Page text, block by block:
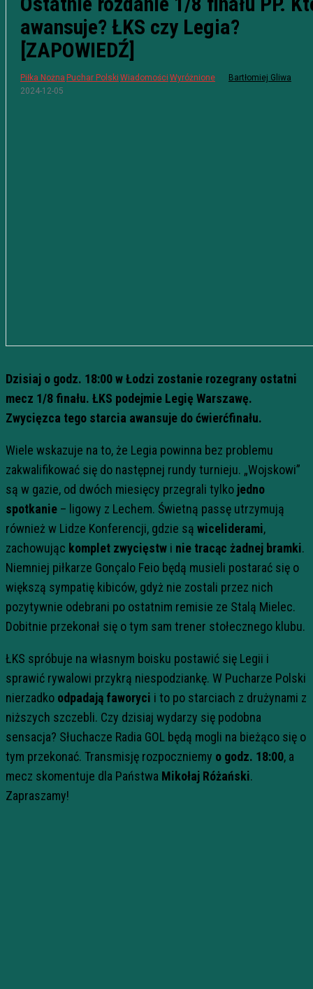
awansuje? ŁKS czy Legia?
[ZAPOWIEDŹ]
Piłka Nożna Puchar Polski Wiadomości Wyróżnione
Bartłomiej Gliwa
2024-12-05
Dzisiaj o godz. 18:00 w Łodzi zostanie rozegrany ostatni
mecz 1/8 finału. ŁKS podejmie Legię Warszawę.
Zwycięzca tego starcia awansuje do ćwierćfinału.
Wiele wskazuje na to, że Legia powinna bez problemu
zakwalifikować się do następnej rundy turnieju. „Wojskowi”
są w gazie, od dwóch miesięcy przegrali tylko jedno
spotkanie – ligowy z Lechem. Świetną passę utrzymują
również w Lidze Konferencji, gdzie są wiceliderami,
zachowując komplet zwycięstw i nie tracąc żadnej bramki.
Niemniej piłkarze Gonçalo Feio będą musieli postarać się o
większą sympatię kibiców, gdyż nie zostali przez nich
pozytywnie odebrani po ostatnim remisie ze Stalą Mielec.
Dobitnie przekonał się o tym sam trener stołecznego klubu.
ŁKS spróbuje na własnym boisku postawić się Legii i
sprawić rywalowi przykrą niespodziankę. W Pucharze Polski
nierzadko odpadają faworyci i to po starciach z drużynami z
niższych szczebli. Czy dzisiaj wydarzy się podobna
sensacja? Słuchacze Radia GOL będą mogli na bieżąco się o
tym przekonać. Transmisję rozpoczniemy o godz. 18:00, a
mecz skomentuje dla Państwa Mikołaj Różański.
Zapraszamy!